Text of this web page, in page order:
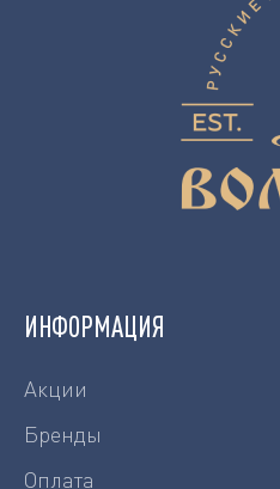
ИНФОРМАЦИЯ
Акции
Бренды
Оплата